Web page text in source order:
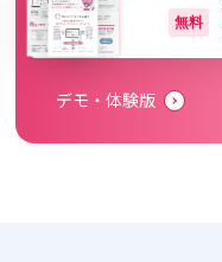
無料
デモ・体験版